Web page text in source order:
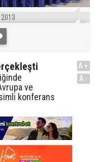
2013
ve
konferans
A+
A-